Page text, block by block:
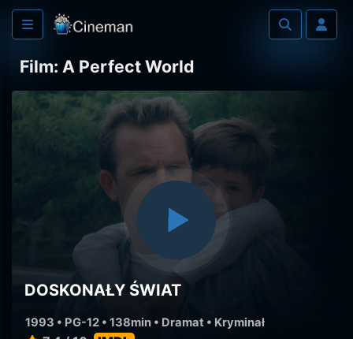
Film: A Perfect World
DOSKONAŁY ŚWIAT
1993 • PG-12 • 138min • Dramat • Kryminał